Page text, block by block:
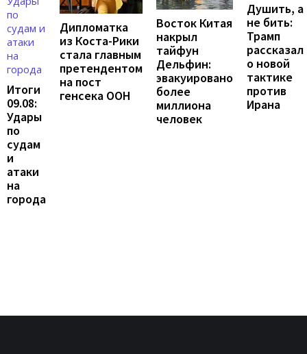
Итоги
09.08:
Удары
по
судам
и
атаки
на
города
Дипломатка
из Коста-Рики
стала главным
претендентом
на пост
генсека ООН
Восток Китая
накрыл
тайфун
Дельфин:
эвакуировано
более
миллиона
человек
Душить, а
не бить:
Трамп
рассказал
о новой
тактике
против
Ирана